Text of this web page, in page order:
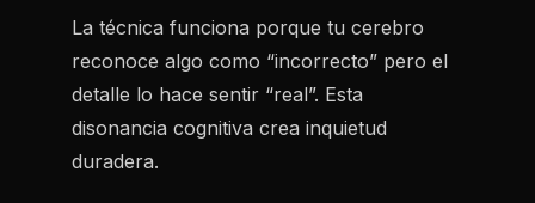
La técnica funciona porque tu cerebro
reconoce algo como “incorrecto” pero el
detalle lo hace sentir “real”. Esta
disonancia cognitiva crea inquietud
duradera.